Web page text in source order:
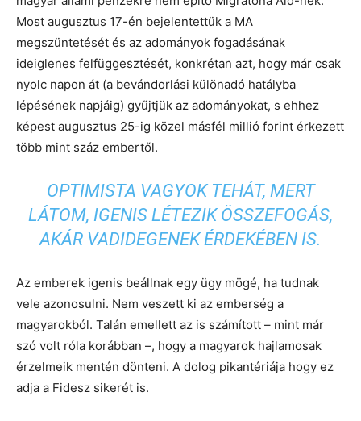
Most augusztus 17-én bejelentettük a MA
megszüntetését és az adományok fogadásának
ideiglenes felfüggesztését, konkrétan azt, hogy már csak
nyolc napon át (a bevándorlási különadó hatályba
lépésének napjáig) gyűjtjük az adományokat, s ehhez
képest augusztus 25-ig közel másfél millió forint érkezett
több mint száz embertől.
OPTIMISTA VAGYOK TEHÁT, MERT
LÁTOM, IGENIS LÉTEZIK ÖSSZEFOGÁS,
AKÁR VADIDEGENEK ÉRDEKÉBEN IS.
Az emberek igenis beállnak egy ügy mögé, ha tudnak
vele azonosulni. Nem veszett ki az emberség a
magyarokból. Talán emellett az is számított – mint már
szó volt róla korábban –, hogy a magyarok hajlamosak
érzelmeik mentén dönteni. A dolog pikantériája hogy ez
adja a Fidesz sikerét is.